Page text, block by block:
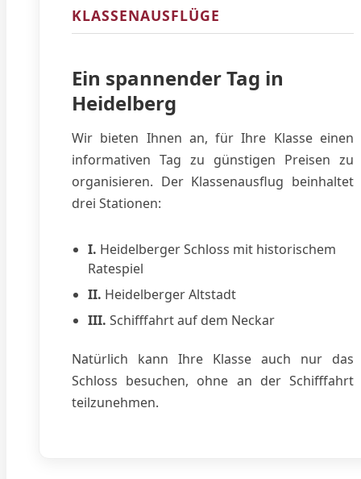
KLASSENAUSFLÜGE
Ein spannender Tag in
Heidelberg
Wir bieten Ihnen an, für Ihre Klasse einen
informativen Tag zu günstigen Preisen zu
organisieren. Der Klassenausflug beinhaltet
drei Stationen:
I. Heidelberger Schloss mit historischem
Ratespiel
II. Heidelberger Altstadt
III. Schifffahrt auf dem Neckar
Natürlich kann Ihre Klasse auch nur das
Schloss besuchen, ohne an der Schifffahrt
teilzunehmen.